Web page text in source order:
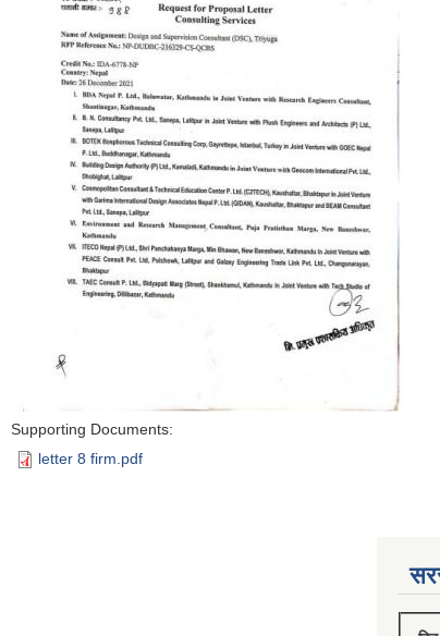
Supporting Documents:
letter 8 firm.pdf